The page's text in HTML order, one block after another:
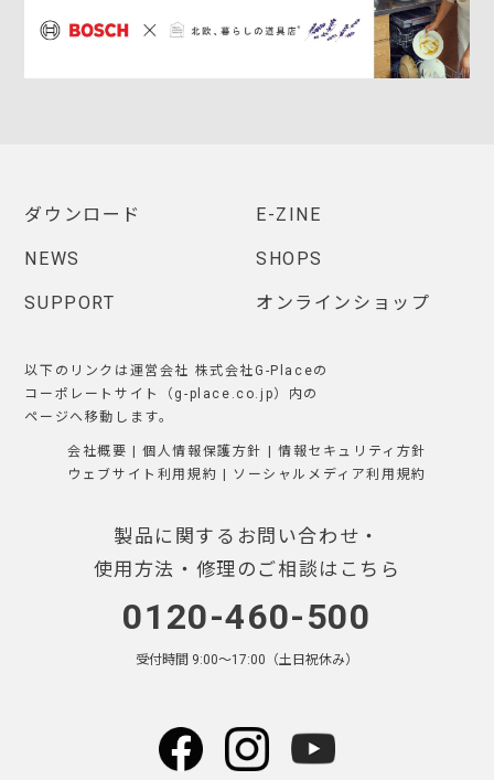
ダウンロード E-ZINE
NEWS SHOPS
SUPPORT オンラインショップ
以下のリンクは運営会社 株式会社G-Placeの
コーポレートサイト（g-place.co.jp）内の
ページへ移動します。
会社概要 |個人情報保護方針 | 情報セキュリティ方針
ウェブサイト利用規約 | ソーシャルメディア利用規約
製品に関するお問い合わせ・
使用方法・修理のご相談はこちら
0120-460-500
受付時間 9:00〜17:00（土日祝休み）